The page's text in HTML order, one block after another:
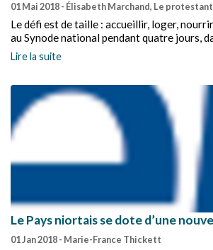
01 Mai 2018- Élisabeth Marchand, Le
Le défi est de taille : accueillir, loger,
au Synode national pendant quatre jours,
2 200 habitants, sans gare ni aéroport, cela
depuis cinquante ans ! Mais l’équipe de
Synode régional Ouest en 2013. Récit
exaltante…
Lire la suite
Le Pays niortais se dote d’une
01 Jan 2018- Marie-France Thickett